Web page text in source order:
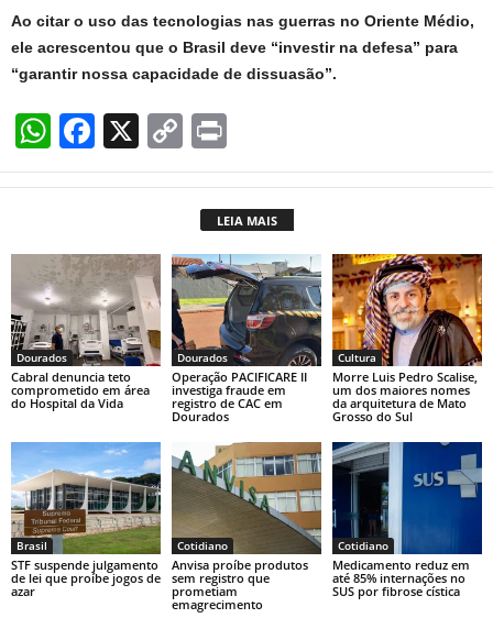
Ao citar o uso das tecnologias nas guerras no Oriente Médio,
ele acrescentou que o Brasil deve “investir na defesa” para
“garantir nossa capacidade de dissuasão”.
W
h
at
A
p
p
F
a
c
b
o
o
k
X
C
o
p
Li
n
k
in
t
LEIA MAIS
Dourados
Cabral denuncia teto
comprometido em área
do Hospital da Vida
Dourados
Operação PACIFICARE II
investiga fraude em
registro de CAC em
Dourados
Cultura
Morre Luis Pedro Scalise,
um dos maiores nomes
da arquitetura de Mato
Grosso do Sul
Brasil
STF suspende julgamento
de lei que proíbe jogos de
azar
Cotidiano
Anvisa proíbe produtos
sem registro que
prometiam
emagrecimento
Cotidiano
Medicamento reduz em
até 85% internações no
SUS por fibrose cística